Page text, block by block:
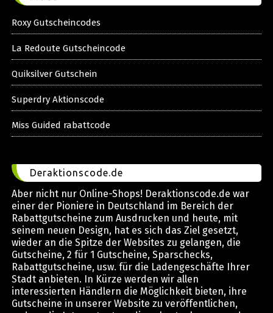
Roxy Gutscheincodes
La Redoute Gutscheincode
Quiksilver Gutschein
Superdry Aktionscode
Miss Guided rabattcode
Deraktionscode.de
Aber nicht nur Online-Shops! Deraktionscode.de war
einer der Pioniere in Deutschland im Bereich der
Rabattgutscheine zum Ausdrucken und heute, mit
seinem neuen Design, hat es sich das Ziel gesetzt,
wieder an die Spitze der Websites zu gelangen, die
Gutscheine, 2 für 1 Gutscheine, Sparschecks,
Rabattgutscheine, usw. für die Ladengeschäfte Ihrer
Stadt anbieten. In Kürze werden wir allen
interessierten Händlern die Möglichkeit bieten, ihre
Gutscheine in unserer Website zu veröffentlichen,